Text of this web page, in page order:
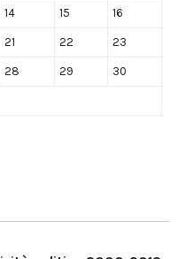
14 15 16
21 22 23
28 29 30